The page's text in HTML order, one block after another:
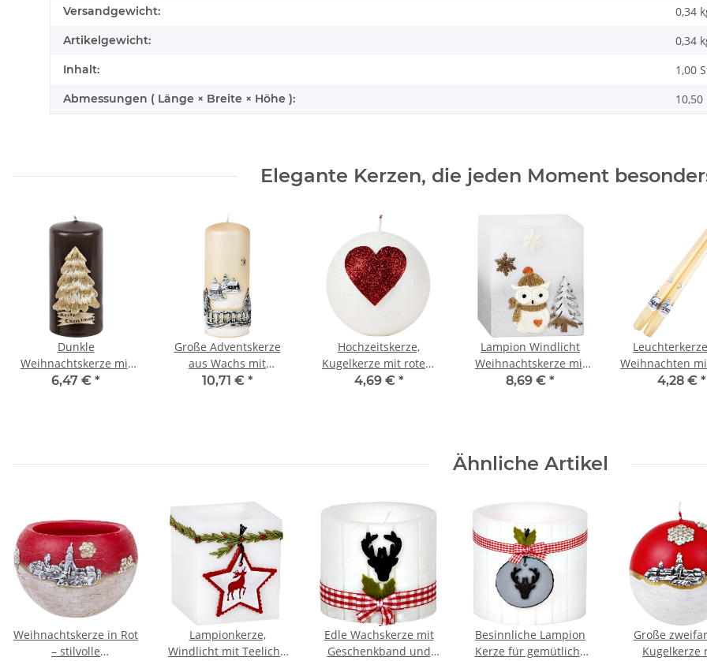
Versandgewicht: 0,34
Artikelgewicht: 0,34
Inhalt: 1,00
Abmessungen ( Länge × Breite × Höhe ): 10,50
Elegante Kerzen, die jeden Moment
Dunkle
Weihnachtskerze mit
goldenem
6,47 € *
Große Adventskerze
aus Wachs mit
Weihnachtsmotiv aus
10,71 € *
Hochzeitskerze,
Kugelkerze mit rotem
Herz als Liebesbeweis
4,69 € *
Lampion Windlicht
Weihnachtskerze mit
Eulenmotiv und
8,69 € *
Weihnachten
aus Wachs,
4,28 € *
Ähnliche Artikel
Weihnachtskerze in Rot
– stilvolle
Lampionkerze,
Windlicht mit Teelicht,
Edle Wachskerze mit
Geschenkband und
Besinnliche Lampion
Kerze für gemütliche
Große
Kugelkerze